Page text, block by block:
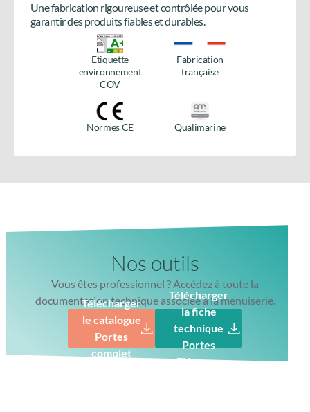
Besoin de plus d’informations
sur le produit ?
Accédez à tous les détails en téléchargeant la fiche
Télécharger la fiche
produit
Une fabrication rigoureuse et contrôlée pour vous
garantir des produits fiables et durables.
Etiquette
environnement
COV
Fabrication
française
Normes CE Qualimarine
Nos outils
Vous êtes professionnel ? Accédez à toute la
documentation technique associée à la menuiserie.
Télécharger
le catalogue
Portes
complet
Télécharger
la fiche
technique
Portes
Elégance